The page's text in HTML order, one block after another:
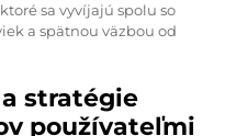
sa vyvíjajú spolu so
a spätnou väzbou od
stratégie
používateľmi